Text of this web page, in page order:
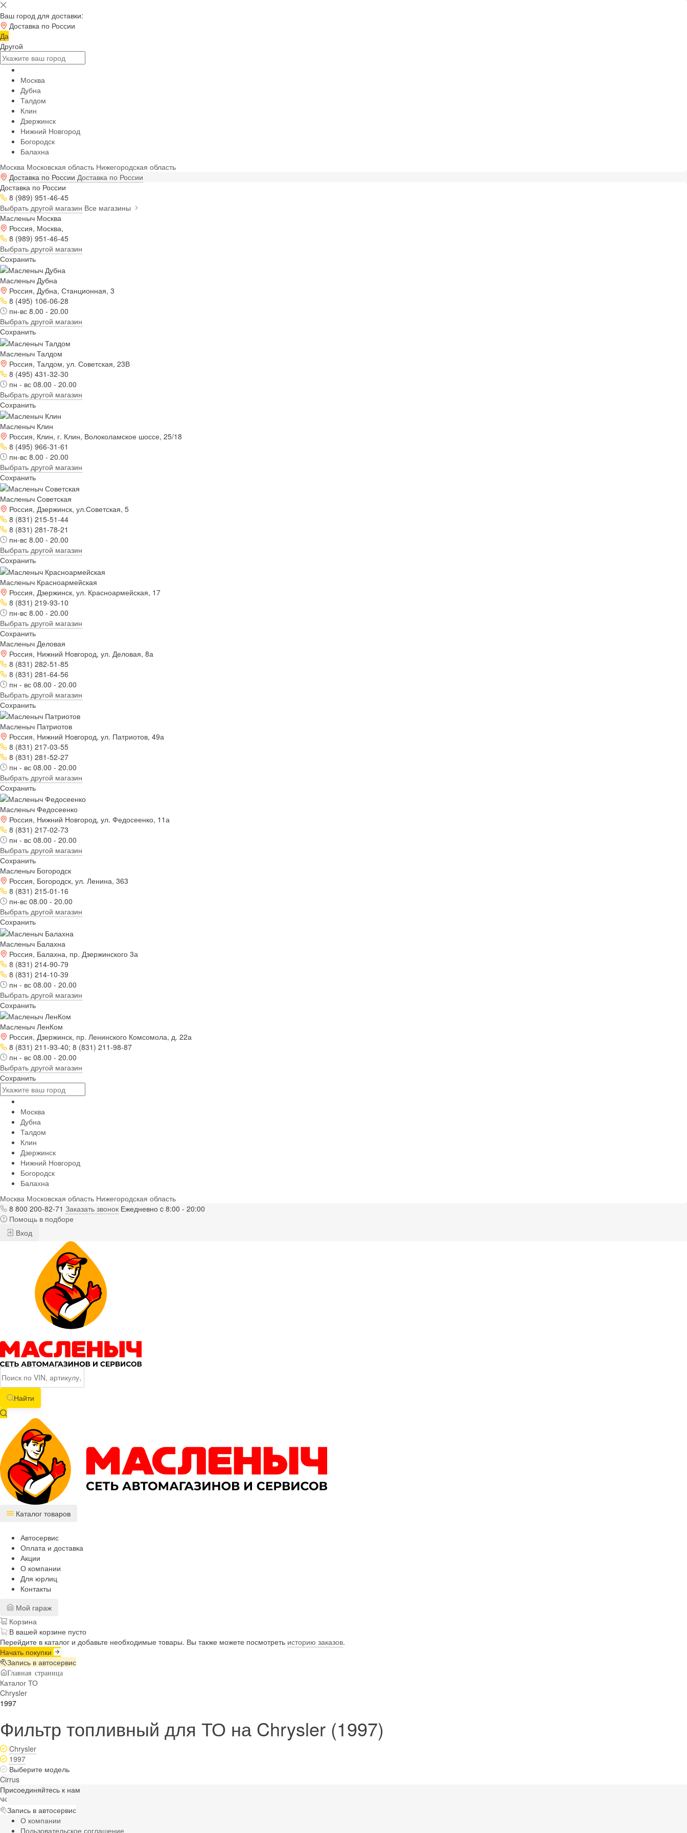
Ваш город для доставки:
Доставка по России
Да
Другой
Москва
Дубна
Талдом
Клин
Дзержинск
Нижний Новгород
Богородск
Балахна
Москва Московская область Нижегородская область
Доставка по России Доставка по России
Доставка по России
8 (989) 951-46-45
Выбрать другой магазин Все магазины
Масленыч Москва
Россия, Москва,
8 (989) 951-46-45
Выбрать другой магазин
Сохранить
Масленыч Дубна
Россия, Дубна, Станционная, 3
8 (495) 106-06-28
пн-вс 8.00 - 20.00
Выбрать другой магазин
Сохранить
Масленыч Талдом
Россия, Талдом, ул. Советская, 23В
8 (495) 431-32-30
пн - вс 08.00 - 20.00
Выбрать другой магазин
Сохранить
Масленыч Клин
Россия, Клин, г. Клин, Волоколамское шоссе, 25/18
8 (495) 966-31-61
пн-вс 8.00 - 20.00
Выбрать другой магазин
Сохранить
Масленыч Советская
Россия, Дзержинск, ул.Советская, 5
8 (831) 215-51-44
8 (831) 281-78-21
пн-вс 8.00 - 20.00
Выбрать другой магазин
Сохранить
Масленыч Красноармейская
Россия, Дзержинск, ул. Красноармейская, 17
8 (831) 219-93-10
пн-вс 8.00 - 20.00
Выбрать другой магазин
Сохранить
Масленыч Деловая
Россия, Нижний Новгород, ул. Деловая, 8а
8 (831) 282-51-85
8 (831) 281-64-56
пн - вс 08.00 - 20.00
Выбрать другой магазин
Сохранить
Масленыч Патриотов
Россия, Нижний Новгород, ул. Патриотов, 49а
8 (831) 217-03-55
8 (831) 281-52-27
пн - вс 08.00 - 20.00
Выбрать другой магазин
Сохранить
Масленыч Федосеенко
Россия, Нижний Новгород, ул. Федосеенко, 11а
8 (831) 217-02-73
пн - вс 08.00 - 20.00
Выбрать другой магазин
Сохранить
Масленыч Богородск
Россия, Богородск, ул. Ленина, 363
8 (831) 215-01-16
пн-вс 08.00 - 20.00
Выбрать другой магазин
Сохранить
Масленыч Балахна
Россия, Балахна, пр. Дзержинского 3а
8 (831) 214-90-79
8 (831) 214-10-39
пн - вс 08.00 - 20.00
Выбрать другой магазин
Сохранить
Масленыч ЛенКом
Россия, Дзержинск, пр. Ленинского Комсомола, д. 22а
8 (831) 211-93-40; 8 (831) 211-98-87
пн - вс 08.00 - 20.00
Выбрать другой магазин
Сохранить
Москва
Дубна
Талдом
Клин
Дзержинск
Нижний Новгород
Богородск
Балахна
Москва Московская область Нижегородская область
8 800 200-82-71 Заказать звонок Ежедневно c 8:00 - 20:00
Помощь в подборе
Вход
Найти
Каталог товаров
Автосервис
Оплата и доставка
Акции
О компании
Для юрлиц
Контакты
Мой гараж
Корзина
В вашей корзине пусто
Перейдите в каталог и добавьте необходимые товары. Вы также можете посмотреть историю заказов.
Начать покупки
Запись в автосервис
Главная страница
Каталог ТО
Chrysler
1997
Фильтр топливный для ТО на Chrysler (1997)
Chrysler
1997
Выберите модель
Cirrus
Присоединяйтесь к нам
Запись в автосервис
О компании
Пользовательское соглашение